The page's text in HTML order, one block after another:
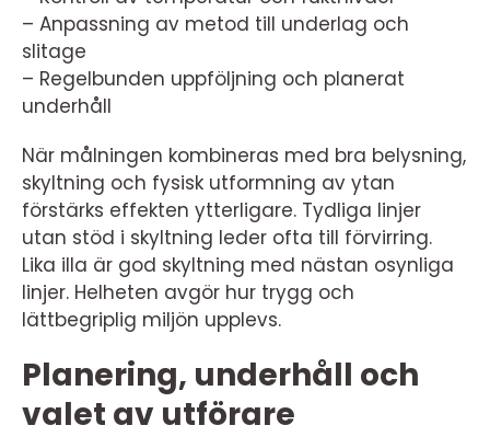
– Anpassning av metod till underlag och
slitage
– Regelbunden uppföljning och planerat
underhåll
När målningen kombineras med bra belysning,
skyltning och fysisk utformning av ytan
förstärks effekten ytterligare. Tydliga linjer
utan stöd i skyltning leder ofta till förvirring.
Lika illa är god skyltning med nästan osynliga
linjer. Helheten avgör hur trygg och
lättbegriplig miljön upplevs.
Planering, underhåll och
valet av utförare